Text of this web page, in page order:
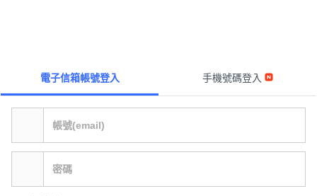
電子信箱帳號登入 手機號碼登入